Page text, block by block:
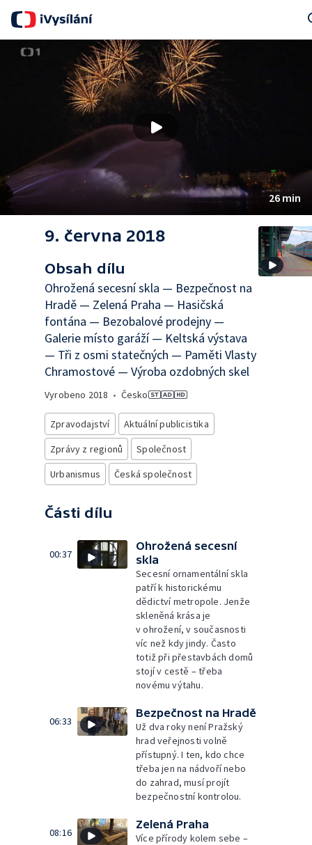
26 min
9. června 2018
Obsah dílu
Ohrožená secesní skla — Bezpečnost na
Hradě — Zelená Praha — Hasičská
fontána — Bezobalové prodejny —
Galerie místo garáží — Keltská výstava
— Tři z osmi statečných — Paměti Vlasty
Chramostové — Výroba ozdobných skel
Vyrobeno 2018 • Česko
Zpravodajství
Aktuální publicistika
Zprávy z regionů
Společnost
Urbanismus
Česká společnost
Části dílu
00:37
Ohrožená secesní
skla
Secesní ornamentální skla
patří k historickému
dědictví metropole. Jenže
skleněná krása je
v ohrožení, v současnosti
víc než kdy jindy. Často
totiž při přestavbách domů
stojí v cestě – třeba
novému výtahu.
06:33
Bezpečnost na Hradě
Už dva roky není Pražský
hrad veřejnosti volně
přístupný. I ten, kdo chce
třeba jen na nádvoří nebo
do zahrad, musí projít
bezpečnostní kontrolou.
08:16
Zelená Praha
Více přírody kolem sebe –